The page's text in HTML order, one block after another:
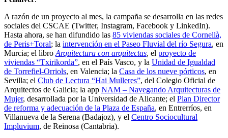
A razón de un proyecto al mes, la campaña se desarrolla en las redes
sociales del CSCAE (Twitter, Instagram, Facebook y LinkedIn).
Hasta ahora, se han difundido las 85 viviendas sociales de Cornellà,
de Peris+Toral; la intervención en el Paseo Fluvial del río Segura, en
Murcia; el libro Arquitectura con arquitectas el proyecto de
viviendas “Txirikorda”, en el País Vasco, y la Unidad de Igualdad
de Torrefiel-Orriols, en Valencia; la Casa de los nueve pórticos, en
Sevilla; el Club de Lectura “Hai Mulleres”, del Colegio Oficial de
Arquitectos de Galicia; la app NAM – Navegando Arquitecturas de
Mujer, desarrollada por la Universidad de Alicante; el Plan Director
de reforma y adecuación de la Plaza de España, en Entrerríos, en
Villanueva de la Serena (Badajoz), y el Centro Sociocultural
Impluvium, de Reinosa (Cantabria).